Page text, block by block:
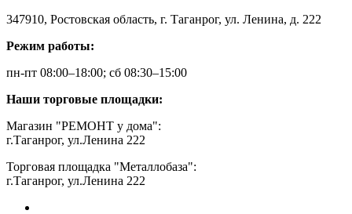
347910, Ростовская область, г. Таганрог, ул. Ленина, д. 222
Режим работы:
пн-пт 08:00–18:00; сб 08:30–15:00
Наши торговые площадки:
Магазин "РЕМОНТ у дома":
г.Таганрог, ул.Ленина 222
Торговая площадка "Металлобаза":
г.Таганрог, ул.Ленина 222